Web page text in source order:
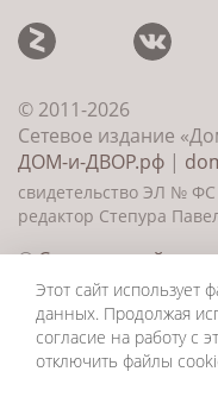
© 2011-2026
Сетевое издание
ДОМ-и-ДВОР.рф |
свидетельство ЭЛ № ФС
редактор Степура
©Создание сайта и
2026
Этот сайт использует
данных. Продолжая
согласие на работу с
отключить файлы